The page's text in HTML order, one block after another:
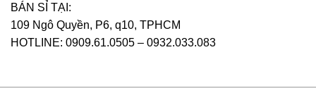
BÁN SỈ TẠI:
109 Ngô Quyền, P6, q10, TPHCM
HOTLINE: 0909.61.0505 – 0932.033.083